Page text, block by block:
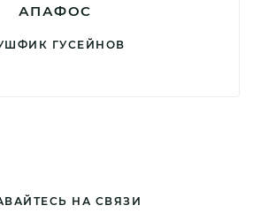
АПАФОС
ГУСЕЙНОВ
НА СВЯЗИ